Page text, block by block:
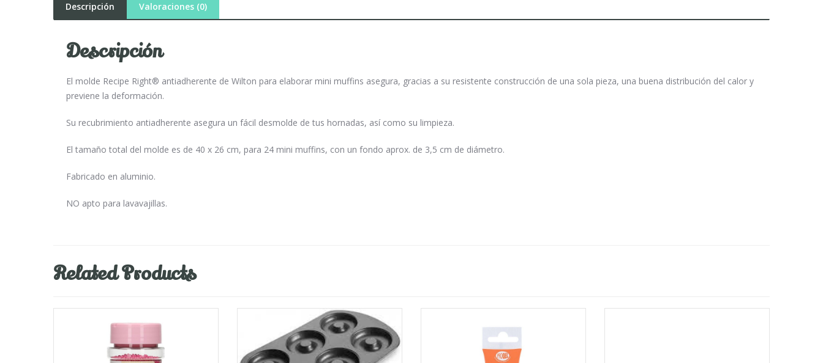
Descripción Valoraciones (0)
Descripción
El molde Recipe Right® antiadherente de Wilton para elaborar mini muffins asegura, gracias a su resistente construcción de una sola pieza, una buena distribución del calor y
previene la deformación.
Su recubrimiento antiadherente asegura un fácil desmolde de tus hornadas, así como su limpieza.
El tamaño total del molde es de 40 x 26 cm, para 24 mini muffins, con un fondo aprox. de 3,5 cm de diámetro.
Fabricado en aluminio.
NO apto para lavavajillas.
Related Products